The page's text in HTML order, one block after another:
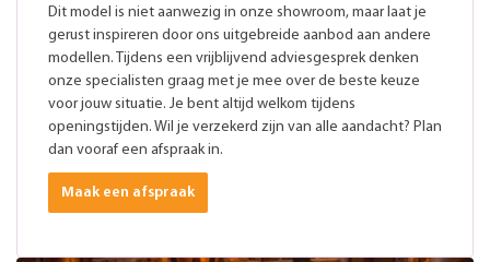
Dit model is niet aanwezig in onze showroom, maar laat je
gerust inspireren door ons uitgebreide aanbod aan andere
modellen. Tijdens een vrijblijvend adviesgesprek denken
onze specialisten graag met je mee over de beste keuze
voor jouw situatie. Je bent altijd welkom tijdens
openingstijden. Wil je verzekerd zijn van alle aandacht? Plan
dan vooraf een afspraak in.
Maak een afspraak